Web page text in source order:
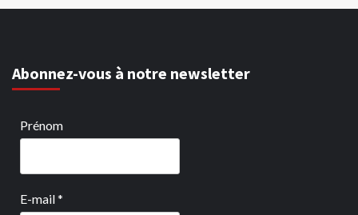
Abonnez-vous à notre newsletter
Prénom
E-mail*